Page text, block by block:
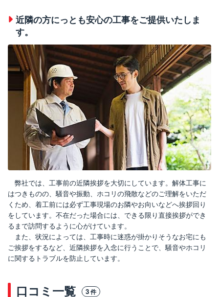
近隣の方にっとも安心の工事をご提供いたしま
す。
弊社では、工事前の近隣挨拶を大切にしています。解体工事に
はつきものの、騒音や振動、ホコリの飛散などのご理解をいただ
くため、着工前には必ず工事現場のお隣やお向いなどへ挨拶回り
をしています。不在だった場合には、できる限り直接挨拶ができ
るまで訪問するように心がけています。
また、状況によっては、工事時に迷惑が掛かりそうなお宅にも
ご挨拶をするなど、近隣挨拶を入念に行うことで、騒音やホコリ
に関するトラブルを防止しています。
口コミ一覧 3件